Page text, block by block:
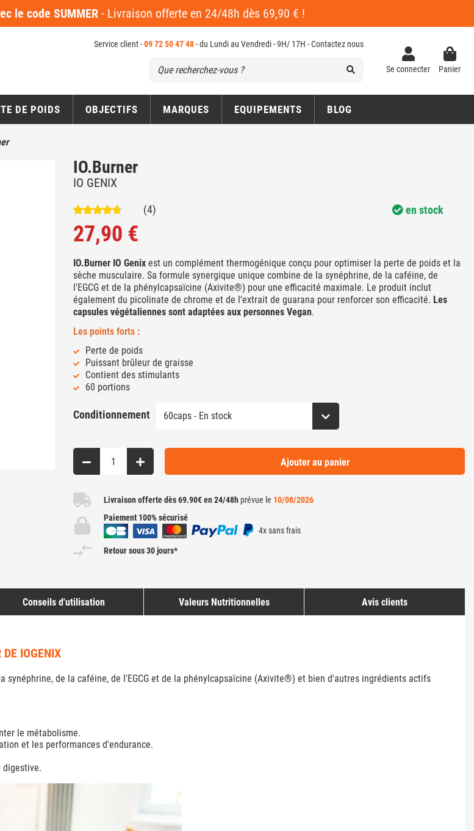
le code SUMMER - Livraison offerte en 24/48h dès 69,90 € !
Service client -09 72 50 47 48- du Lundi au Vendredi - 9H/ 17H -Contactez nous
Se connecter Panier
DE POIDS OBJECTIFS MARQUES EQUIPEMENTS BLOG
IO.Burner
IO GENIX
(4)
27,90 €
IO.Burner IO Genix est un complément thermogénique conçu pour optimiser la perte de poids et la
sèche musculaire. Sa formule synergique unique combine de la synéphrine, de la caféine, de
l'EGCG et de la phénylcapsaïcine (Axivite®) pour une efficacité maximale. Le produit inclut
également du picolinate de chrome et de l'extrait de guarana pour renforcer son efficacité. Les
capsules végétaliennes sont adaptées aux personnes Vegan.
Les points forts :
Perte de poids
Puissant brûleur de graisse
Contient des stimulants
60 portions
Conditionnement
Ajouter au panier
Livraison offerte dès 69.90€ en 24/48h prévue le 10/08/2026
Paiement 100% sécurisé
4x sans frais
Retour sous 30 jours*
en stock
Conseils d'utilisation Valeurs Nutritionnelles Avis clients
DE IOGENIX
de la caféine, de l'EGCG et de la phénylcapsaïcine (Axivite®) et bien d'autres ingrédients actifs
le métabolisme.
et les performances d'endurance.
digestive.